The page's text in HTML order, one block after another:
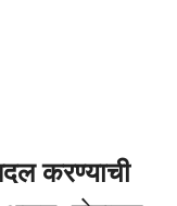
करण्याची